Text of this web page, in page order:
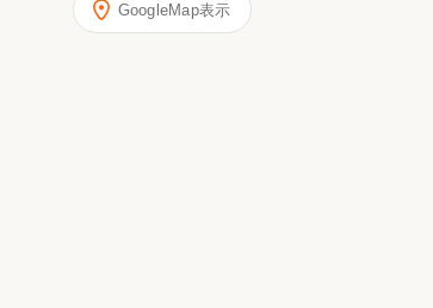
GoogleMap表示